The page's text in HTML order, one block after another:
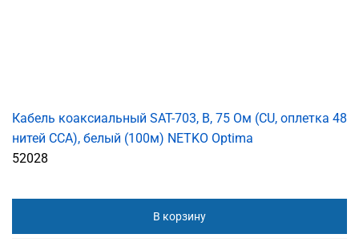
Кабель коаксиальный SAT-703, B, 75 Ом (CU, оплетка 48
нитей CCA), белый (100м) NETKO Optima
52028
В корзину